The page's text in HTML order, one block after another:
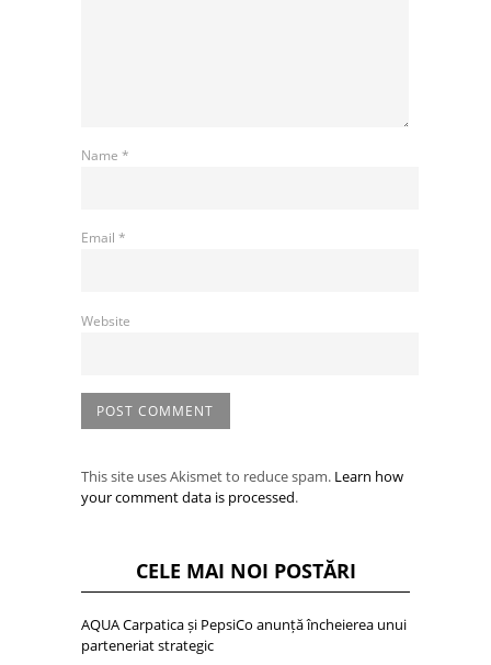
Name *
Email *
Website
This site uses Akismet to reduce spam. Learn how
your comment data is processed.
CELE MAI NOI POSTĂRI
AQUA Carpatica și PepsiCo anunță încheierea unui
parteneriat strategic